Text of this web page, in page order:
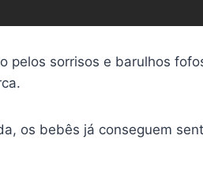
pelos sorrisos e barulhos
os bebês já conseguem